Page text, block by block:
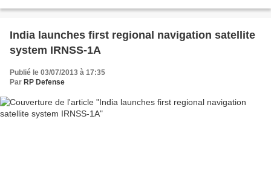
India launches first regional navigation satellite
system IRNSS-1A
Publié le 03/07/2013 à 17:35
Par RP Defense